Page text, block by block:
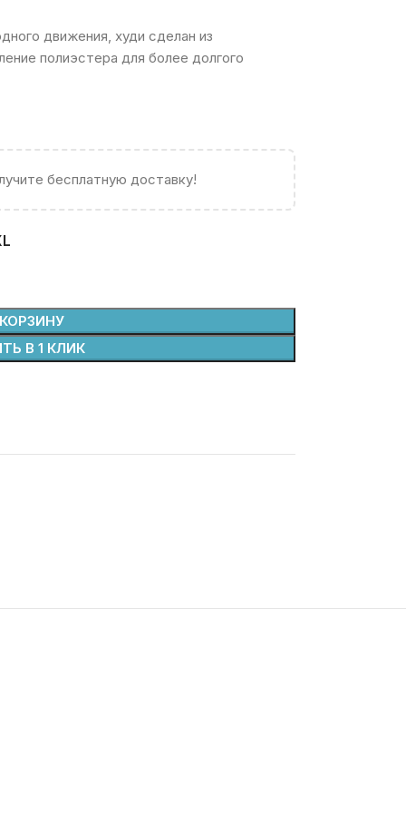
движения, худи сделан из
полиэстера для более долгого
бесплатную доставку!
В 1 КЛИК